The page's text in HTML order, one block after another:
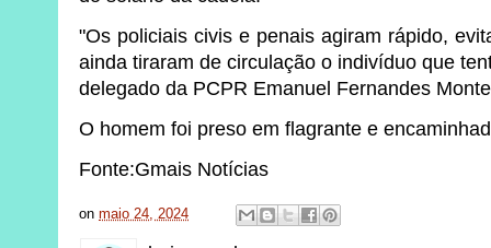
"Os policiais civis e penais agiram rápido,
ainda tiraram de circulação o indivíduo que
delegado da PCPR Emanuel Fernandes
O homem foi preso em flagrante e
Fonte:Gmais Notícias
onmaio 24, 2024